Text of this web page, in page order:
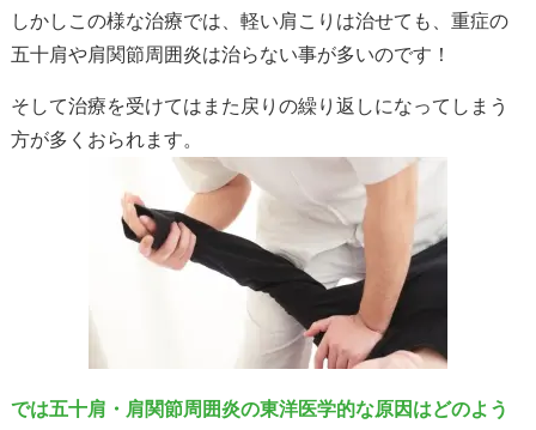
しかしこの様な治療では、軽い肩こりは治せても、重症の
五十肩や肩関節周囲炎は治らない事が多いのです！
そして治療を受けてはまた戻りの繰り返しになってしまう
方が多くおられます。
では五十肩・肩関節周囲炎の東洋医学的な原因はどのよう